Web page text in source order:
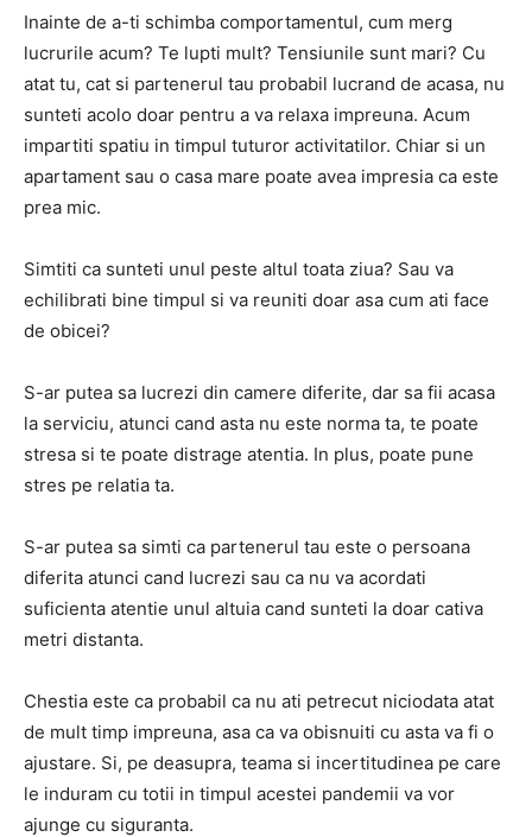
Inainte de a-ti schimba comportamentul, cum merg
lucrurile acum? Te lupti mult? Tensiunile sunt mari? Cu
atat tu, cat si partenerul tau probabil lucrand de acasa, nu
sunteti acolo doar pentru a va relaxa impreuna. Acum
impartiti spatiu in timpul tuturor activitatilor. Chiar si un
apartament sau o casa mare poate avea impresia ca este
prea mic.
Simtiti ca sunteti unul peste altul toata ziua? Sau va
echilibrati bine timpul si va reuniti doar asa cum ati face
de obicei?
S-ar putea sa lucrezi din camere diferite, dar sa fii acasa
la serviciu, atunci cand asta nu este norma ta, te poate
stresa si te poate distrage atentia. In plus, poate pune
stres pe relatia ta.
S-ar putea sa simti ca partenerul tau este o persoana
diferita atunci cand lucrezi sau ca nu va acordati
suficienta atentie unul altuia cand sunteti la doar cativa
metri distanta.
Chestia este ca probabil ca nu ati petrecut niciodata atat
de mult timp impreuna, asa ca va obisnuiti cu asta va fi o
ajustare. Si, pe deasupra, teama si incertitudinea pe care
le induram cu totii in timpul acestei pandemii va vor
ajunge cu siguranta.